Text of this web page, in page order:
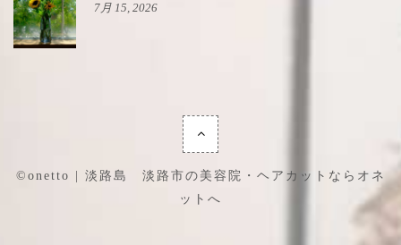
7月 15, 2026
©onetto | 淡路島 淡路市の美容院・ヘアカットならオネ
ットへ